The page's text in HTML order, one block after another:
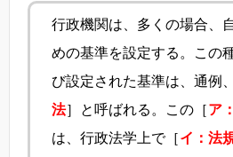
行政機関は、多くの場合、
めの基準を設定する。この
び設定された基準は、通例
法］と呼ばれる。この［ア
は、行政法学上で［イ：法